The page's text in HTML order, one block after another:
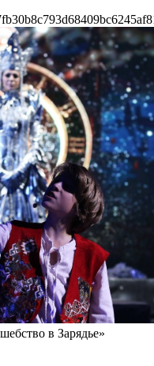
в Зарядье»